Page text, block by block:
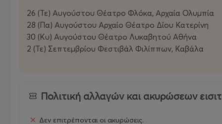
26 (Τε) Αυγούστου Θέατρο Φλόκα, Αρχαία Ολυμπία
28 (Πα) Αυγούστου Αρχαίο Θέατρο Δίου Κατερίνη
30 (Κυ) Αυγούστου Θέατρο Λυκαβητού Αθήνα
2 (Τε) Σεπτεμβρίου Φεστιβάλ Φιλίππων, Καβάλα
Πολιτική αλλαγών και ακυρώσεων
Δεν επιτρέπονται οι ακυρώσεις.